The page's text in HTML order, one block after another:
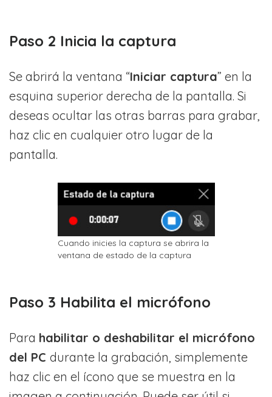
Paso 2 Inicia la captura
Se abrirá la ventana “Iniciar captura” en la
esquina superior derecha de la pantalla. Si
deseas ocultar las otras barras para grabar,
haz clic en cualquier otro lugar de la
pantalla.
Cuando inicies la captura se abrira la
ventana de estado de la captura
Paso 3 Habilita el micrófono
Para habilitar o deshabilitar el micrófono
del PC durante la grabación, simplemente
haz clic en el ícono que se muestra en la